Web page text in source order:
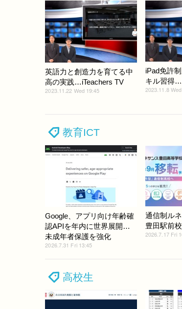
英語力と創造力を育てる中
高の実践…iTeachers TV
2023.11.22 Wed 19:45
iPad免許
キル習得
2023.11.8
教育ICT
Google、アプリ向け年齢確
認APIを年内に世界展開…
未成年者保護を強化
2026.7.31 Fri 13:45
通信制ル
豊田駅前
2026.7.17 Fri
高校生